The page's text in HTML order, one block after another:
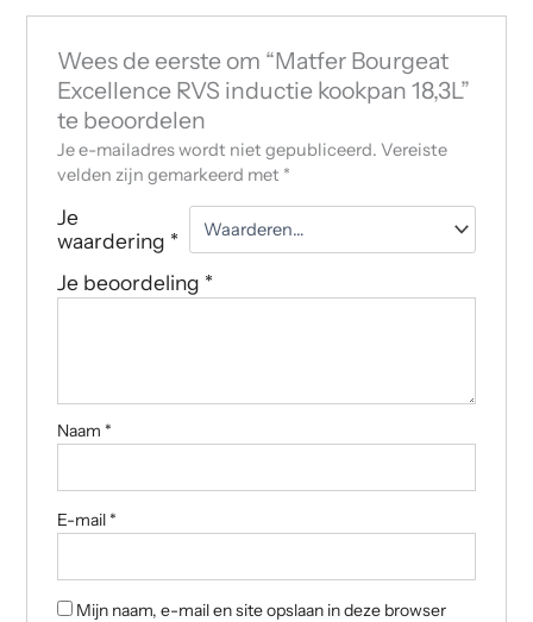
Wees de eerste om “Matfer Bourgeat
Excellence RVS inductie kookpan 18,3L”
te beoordelen
Je e-mailadres wordt niet gepubliceerd. Vereiste
velden zijn gemarkeerd met *
Je
waardering *
Je beoordeling *
Naam *
E-mail *
Mijn naam, e-mail en site opslaan in deze browser